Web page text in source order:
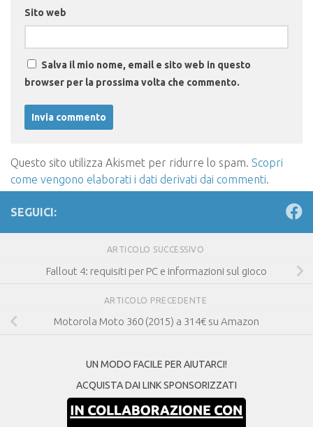
Sito web
Salva il mio nome, email e sito web in questo
browser per la prossima volta che commento.
Questo sito utilizza Akismet per ridurre lo spam. Scopri
come vengono elaborati i dati derivati dai commenti.
SEGUICI:
ARTICOLO SUCCESSIVO
Fallout 4: requisiti per PC e informazioni sul gioco
ARTICOLO PRECEDENTE
Motorola Moto 360 (2015) a 314€ su Amazon
UN MODO FACILE PER AIUTARCI!
ACQUISTA DAI LINK SPONSORIZZATI